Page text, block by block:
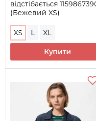
відстібається
(Бежевий XS)
XS L XL
Купити